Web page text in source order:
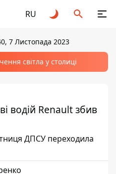
RU
7 Листопада 2023
світла у столиці
водій Renault збив
ДПСУ переходила